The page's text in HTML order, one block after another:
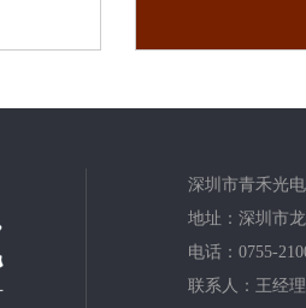
深圳市青禾光
地址：深圳市
电话：0755-
联系人：王经理